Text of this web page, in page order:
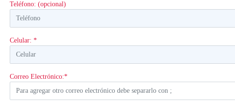
Teléfono: (opcional)
Celular: *
Correo Electrónico:*